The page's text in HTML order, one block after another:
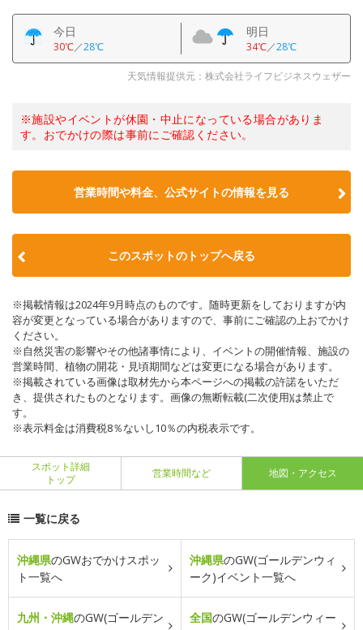
今日
30℃／28℃
明日
34℃／28℃
天気情報提供元：株式会社ライフビジネスウェザー
※施設やイベントが休園・中止になっている場合がありま
す。おでかけの際は事前にご確認ください。
営業時間や料金、公式サイトの情報を見る
このスポットのトップへ戻る
※掲載情報は2024年9月時点のものです。随時更新をしておりますが内
容が変更となっている場合がありますので、事前にご確認の上おでかけ
ください。
※自然災害の影響やその他諸事情により、イベントの開催情報、施設の
営業時間、植物の開花・見頃期間などは変更になる場合があります。
※掲載されている画像は取材先から本ページへの掲載の許諾をいただ
き、提供されたものとなります。画像の無断転載(二次使用)は禁止で
す。
※表示料金は消費税8％ないし10％の内税表示です。
スポット詳細
トップ
営業時間など 地図・アクセス
一覧に戻る
沖縄県のGWおでかけスポッ
ト一覧へ
沖縄県のGW(ゴールデンウィ
ーク)イベント一覧へ
九州・沖縄のGW(ゴールデン
全国のGW(ゴールデンウィー